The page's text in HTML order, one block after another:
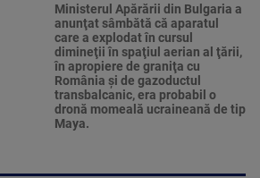
Ministerul Apărării din Bulgaria a
anunţat sâmbătă că aparatul
care a explodat în cursul
dimineţii în spaţiul aerian al ţării,
în apropiere de graniţa cu
România şi de gazoductul
transbalcanic, era probabil o
dronă momeală ucraineană de tip
Maya.